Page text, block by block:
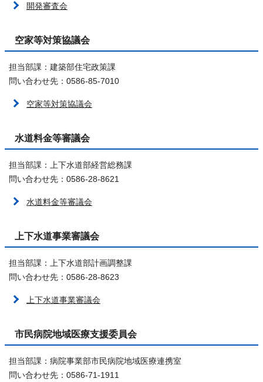
開発審査会
空家等対策協議会
担当部課：建築部住宅政策課
問い合わせ先：0586-85-7010
空家等対策協議会
水道料金等審議会
担当部課：上下水道部経営総務課
問い合わせ先：0586-28-8621
水道料金等審議会
上下水道事業審議会
担当部課：上下水道部計画調整課
問い合わせ先：0586-28-8623
上下水道事業審議会
市民病院地域医療支援委員会
担当部課：病院事業部市民病院地域医療連携室
問い合わせ先：0586-71-1911